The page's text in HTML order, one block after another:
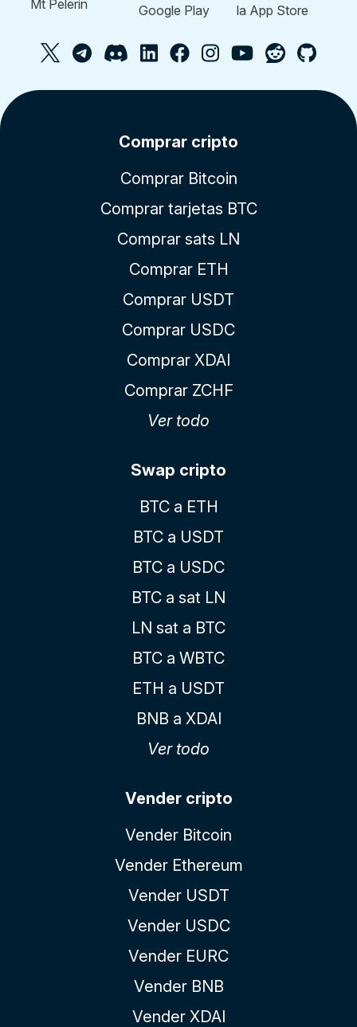
Comprar cripto
Comprar Bitcoin
Comprar tarjetas BTC
Comprar sats LN
Comprar ETH
Comprar USDT
Comprar USDC
Comprar XDAI
Comprar ZCHF
Ver todo
Swap cripto
BTC a ETH
BTC a USDT
BTC a USDC
BTC a sat LN
LN sat a BTC
BTC a WBTC
ETH a USDT
BNB a XDAI
Ver todo
Vender cripto
Vender Bitcoin
Vender Ethereum
Vender USDT
Vender USDC
Vender EURC
Vender BNB
Vender XDAI